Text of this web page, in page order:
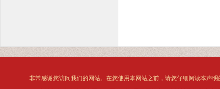
非常感谢您访问我们的网站。在您使用本网站之前，请您仔细阅读本声明